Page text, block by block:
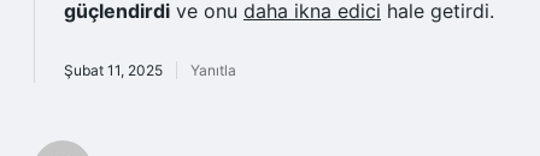
güçlendirdi ve onu daha ikna edici hale getirdi.
Şubat 11, 2025 Yanıtla